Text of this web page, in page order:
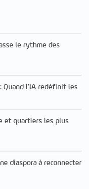
le rythme des
l’IA redéfinit les
et quartiers les plus
diaspora à reconnecter